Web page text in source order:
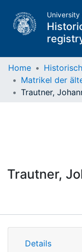
University
Matrikel
Home
Trautner,
Details